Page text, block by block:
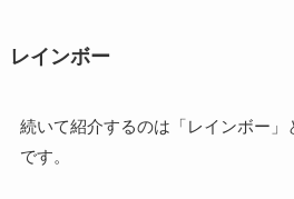
レインボー
続いて紹介するのは「レインボー」
です。